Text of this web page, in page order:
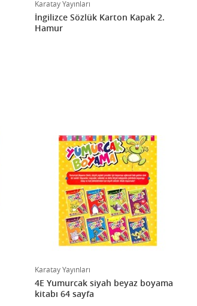
Karatay Yayınları
İngilizce Sözlük Karton Kapak 2.
Hamur
Karatay Yayınları
4E Yumurcak siyah beyaz boyama
kitabı 64 sayfa